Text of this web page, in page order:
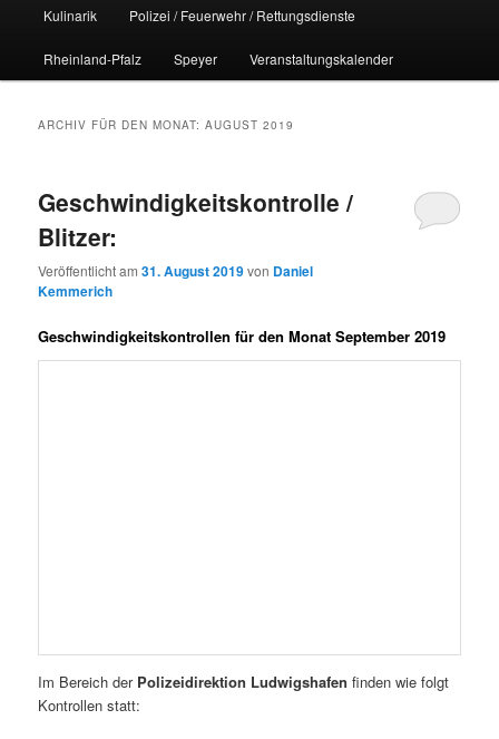
Kulinarik Polizei / Feuerwehr / Rettungsdienste
Rheinland-Pfalz Speyer Veranstaltungskalender
ARCHIV FÜR DEN MONAT:AUGUST 2019
Geschwindigkeitskontrolle /
Blitzer:
Veröffentlicht am31. August 2019von Daniel
Kemmerich
Geschwindigkeitskontrollen für den Monat September 2019
Im Bereich der Polizeidirektion Ludwigshafen finden wie folgt
Kontrollen statt: